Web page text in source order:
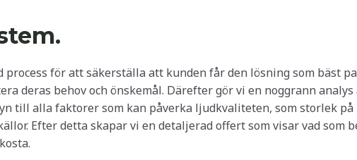
för att säkerställa att kunden får den lösning som bäst
deras behov och önskemål. Därefter gör vi en noggrann analys
till alla faktorer som kan påverka ljudkvaliteten, som storlek på
Efter detta skapar vi en detaljerad offert som visar vad som